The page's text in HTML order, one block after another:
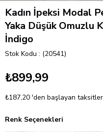
Kadın İpeksi Modal
Yaka Düşük Omuzlu
İndigo
Stok Kodu (20541)
₺899,99
₺187,20 'den başlayan
Renk Seçenekleri